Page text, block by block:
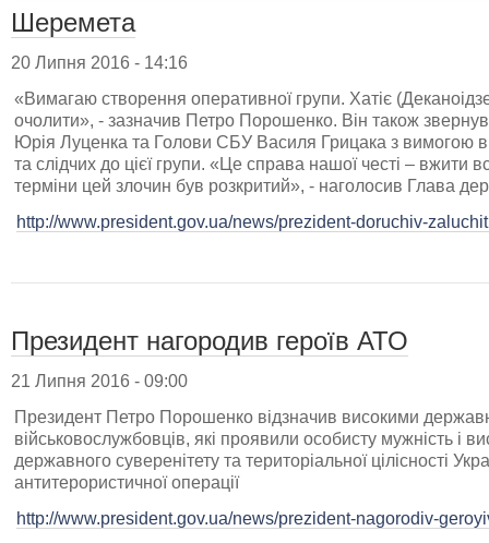
Шеремета
20 Липня 2016 - 14:16
«Вимагаю створення оперативної групи. Хатіє
очолити», - зазначив Петро Порошенко. Він також
Юрія Луценка та Голови СБУ Василя Грицака з вимогою
та слідчих до цієї групи. «Це справа нашої честі – вжити
терміни цей злочин був розкритий», - наголосив Глава
http://www.president.gov.ua/news/prezident-doruchiv-
Президент нагородив героїв АТО
21 Липня 2016 - 09:00
Президент Петро Порошенко відзначив високими
військовослужбовців, які проявили особисту мужність і
державного суверенітету та територіальної цілісності
антитерористичної операції
http://www.president.gov.ua/news/prezident-nagorodiv-